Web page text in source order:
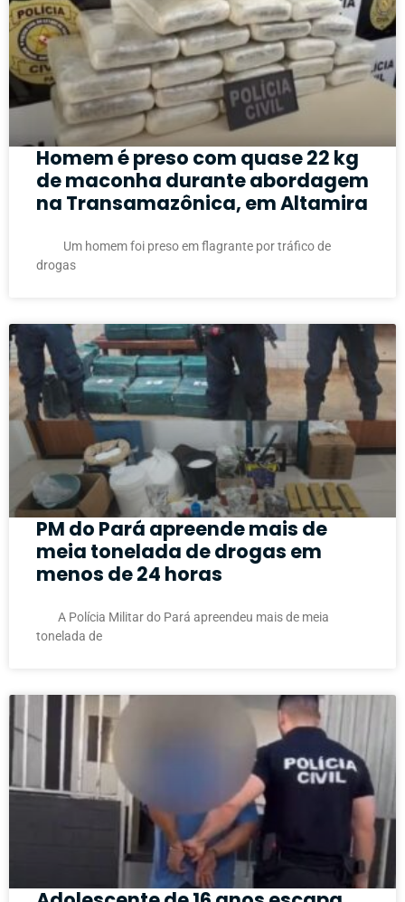
Homem é preso com quase 22 kg
de maconha durante abordagem
na Transamazônica, em Altamira
Um homem foi preso em flagrante por tráfico de
drogas
PM do Pará apreende mais de
meia tonelada de drogas em
menos de 24 horas
A Polícia Militar do Pará apreendeu mais de meia
tonelada de